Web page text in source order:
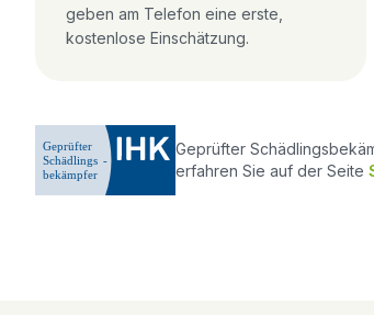
geben am Telefon eine erste,
kostenlose Einschätzung.
Geprüfter
erfahren Sie auf der Seite